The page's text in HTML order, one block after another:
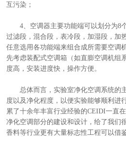
互污染；
4、空调器主要功能端可以划分为8
过滤段，混合段，表冷段，加湿段，加
任意选用各功能端来组合成所需要空调
先考虑装配式空调箱（如直膨空调机组
度高，安装进度快，操作方便。
总体而言，实验室净化空调系统的
度以及净化程度，以便实验能够顺利进
累了十余年丰富行业经验的CEIDI一直
净化空调部分的建设和设计，给了我们
香料等行业更有大量标志性工程可以借鉴